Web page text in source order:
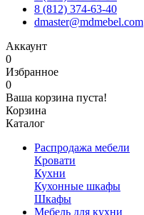
8 (812) 374-63-40
dmaster@mdmebel.com
Аккаунт
0
Избранное
0
Ваша корзина пуста!
Корзина
Каталог
Распродажа мебели
Кровати
Кухни
Кухонные шкафы
Шкафы
Мебель для кухни